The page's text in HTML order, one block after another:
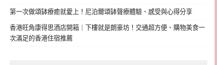
第一次做頌缽療癒就愛上！尼泊爾頌缽聲療體驗、感受與心得分享
香港旺角康得思酒店開箱｜下樓就是朗豪坊！交通超方便、購物美食一
次滿足的香港住宿推薦